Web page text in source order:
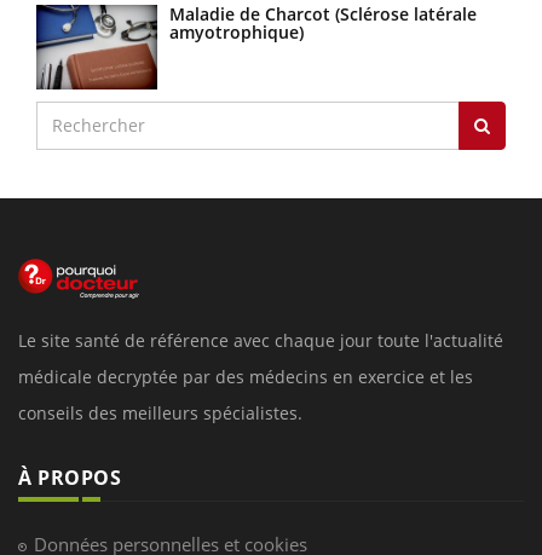
Maladie de Charcot (Sclérose latérale
amyotrophique)
Le site santé de référence avec chaque jour toute l'actualité
médicale decryptée par des médecins en exercice et les
conseils des meilleurs spécialistes.
À PROPOS
Données personnelles et cookies